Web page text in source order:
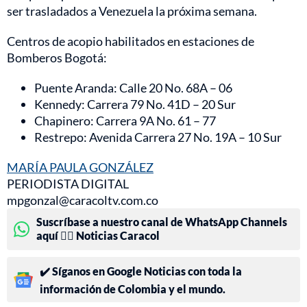
ser trasladados a Venezuela la próxima semana.
Centros de acopio habilitados en estaciones de
Bomberos Bogotá:
Puente Aranda: Calle 20 No. 68A – 06
Kennedy: Carrera 79 No. 41D – 20 Sur
Chapinero: Carrera 9A No. 61 – 77
Restrepo: Avenida Carrera 27 No. 19A – 10 Sur
MARÍA PAULA GONZÁLEZ
PERIODISTA DIGITAL
mpgonzal@caracoltv.com.co
Suscríbase a nuestro canal de WhatsApp Channels
aquí 👉🏻 Noticias Caracol
✔️ Síganos en Google Noticias con toda la
información de Colombia y el mundo.